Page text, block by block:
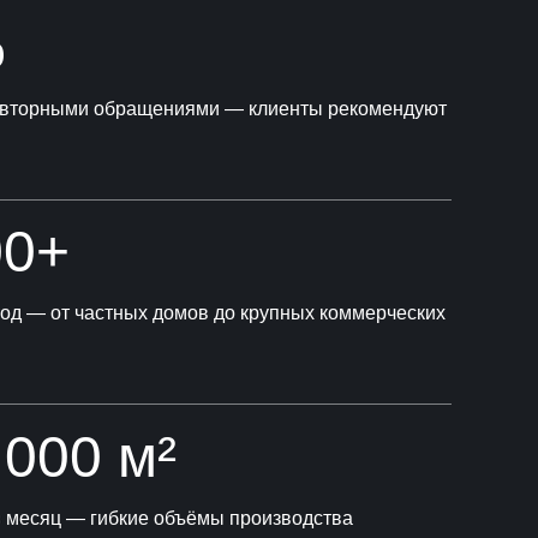
обращениями — клиенты рекомендуют
— от частных домов до крупных коммерческих
м²
месяц — гибкие объёмы производства